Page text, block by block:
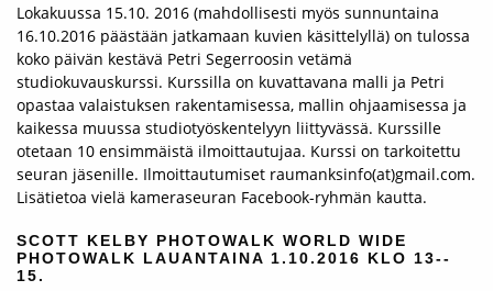
Lokakuussa 15.10. 2016 (mahdollisesti myös sunnuntaina
16.10.2016 päästään jatkamaan kuvien käsittelyllä) on tulossa
koko päivän kestävä Petri Segerroosin vetämä
studiokuvauskurssi. Kurssilla on kuvattavana malli ja Petri
opastaa valaistuksen rakentamisessa, mallin ohjaamisessa ja
kaikessa muussa studiotyöskentelyyn liittyvässä. Kurssille
otetaan 10 ensimmäistä ilmoittautujaa. Kurssi on tarkoitettu
seuran jäsenille. Ilmoittautumiset raumanksinfo(at)gmail.com.
Lisätietoa vielä kameraseuran Facebook-ryhmän kautta.
SCOTT KELBY PHOTOWALK WORLD WIDE
PHOTOWALK LAUANTAINA 1.10.2016 KLO 13-­‐
15.